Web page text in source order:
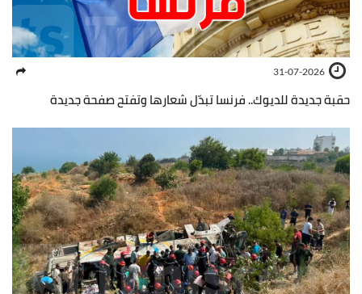
31-07-2026
حقبة جديدة للديوك.. فرنسا تبدّل شعارها وتفتح صفحة جديدة